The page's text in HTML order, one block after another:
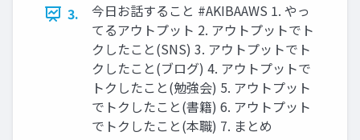
3.
今日お話すること #AKIBAAWS 1. やっ
てるアウトプット 2. アウトプットでト
クしたこと(SNS) 3. アウトプットでト
クしたこと(ブログ) 4. アウトプットで
トクしたこと(勉強会) 5. アウトプット
でトクしたこと(書籍) 6. アウトプット
でトクしたこと(本職) 7. まとめ